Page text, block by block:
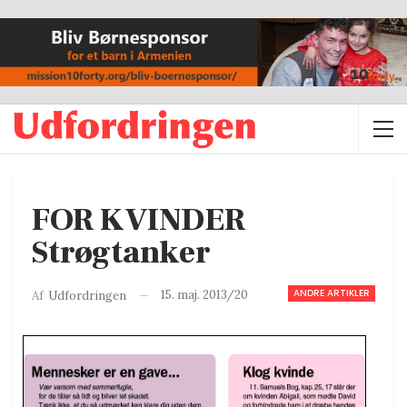
FOR KVINDER
Strøgtanker
ANDRE ARTIKLER
Af Udfordringen 15. maj. 2013/20